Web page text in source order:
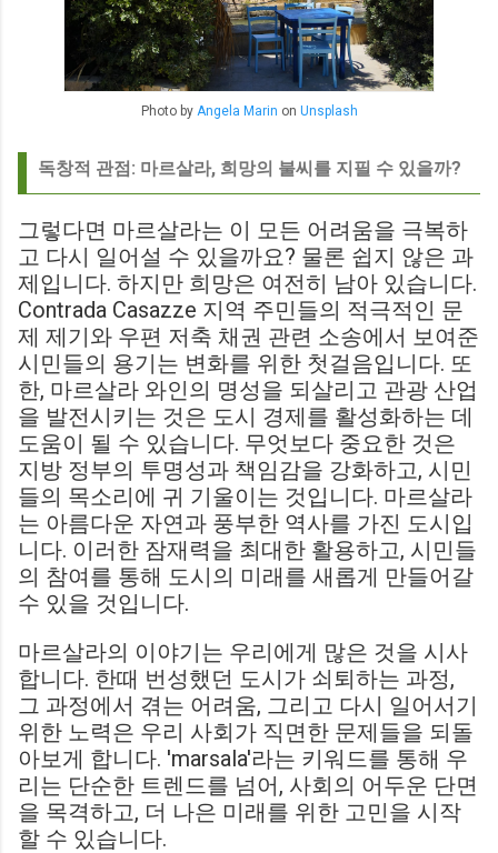
Photo by Angela Marin on Unsplash
독창적 관점: 마르살라, 희망의 불씨를 지필 수 있을까?
그렇다면 마르살라는 이 모든 어려움을 극복하
고 다시 일어설 수 있을까요? 물론 쉽지 않은 과
제입니다. 하지만 희망은 여전히 남아 있습니다.
Contrada Casazze 지역 주민들의 적극적인 문
제 제기와 우편 저축 채권 관련 소송에서 보여준
시민들의 용기는 변화를 위한 첫걸음입니다. 또
한, 마르살라 와인의 명성을 되살리고 관광 산업
을 발전시키는 것은 도시 경제를 활성화하는 데
도움이 될 수 있습니다. 무엇보다 중요한 것은
지방 정부의 투명성과 책임감을 강화하고, 시민
들의 목소리에 귀 기울이는 것입니다. 마르살라
는 아름다운 자연과 풍부한 역사를 가진 도시입
니다. 이러한 잠재력을 최대한 활용하고, 시민들
의 참여를 통해 도시의 미래를 새롭게 만들어갈
수 있을 것입니다.
마르살라의 이야기는 우리에게 많은 것을 시사
합니다. 한때 번성했던 도시가 쇠퇴하는 과정,
그 과정에서 겪는 어려움, 그리고 다시 일어서기
위한 노력은 우리 사회가 직면한 문제들을 되돌
아보게 합니다. 'marsala'라는 키워드를 통해 우
리는 단순한 트렌드를 넘어, 사회의 어두운 단면
을 목격하고, 더 나은 미래를 위한 고민을 시작
할 수 있습니다.